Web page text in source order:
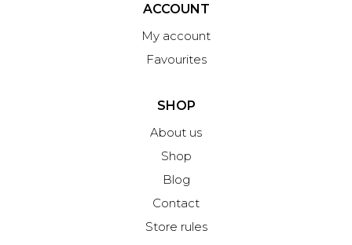
ACCOUNT
My account
Favourites
SHOP
About us
Shop
Blog
Contact
Store rules